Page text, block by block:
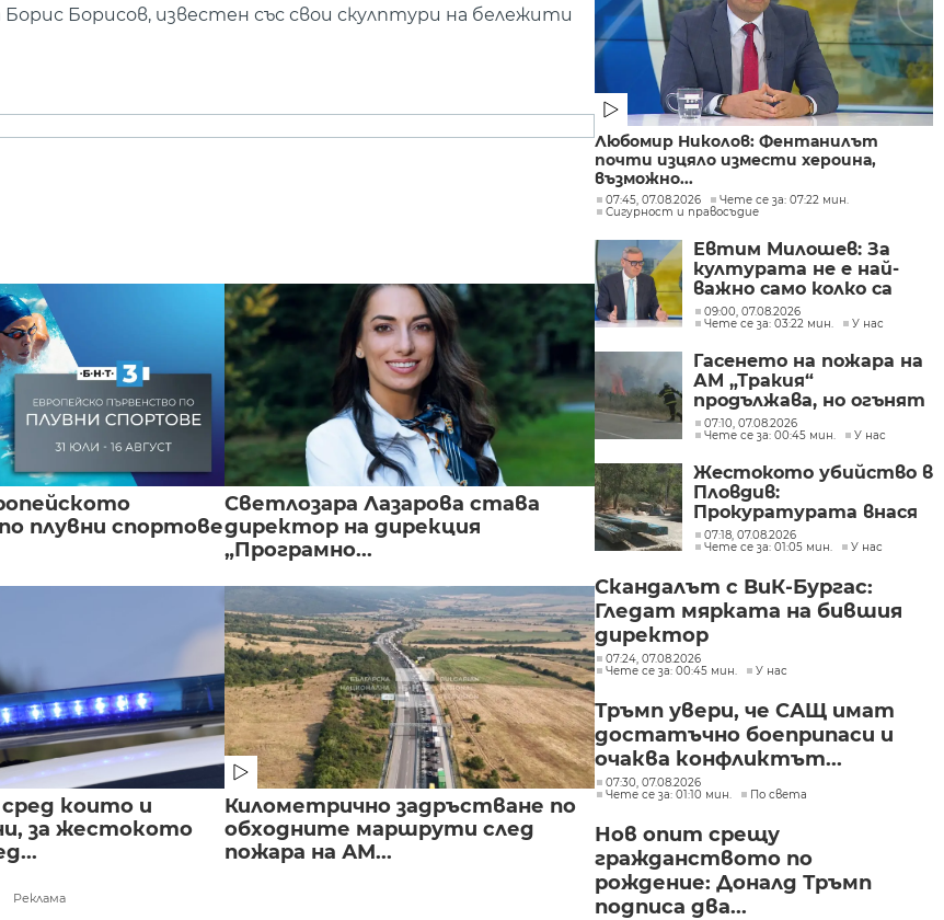
Борисов, известен със свои скулптури на бележити
плувни спортове
Светлозара Лазарова става
директор на дирекция
„Програмно...
които и
за жестокото
Километрично задръстване по
обходните маршрути след
пожара на АМ...
Реклама
Любомир Николов: Фентанилът
почти изцяло измести хероина,
възможно...
07:45, 07.08.2026
Чете се за: 07:22 мин.
Сигурност и правосъдие
Евтим Милошев: За
културата не е най-
важно само колко са
парите, а да се
изплащат навреме
09:00, 07.08.2026
Чете се за: 03:22 мин.
У нас
Гасенето на пожара на
АМ „Тракия“
продължава, но огънят
е локализиран
07:10, 07.08.2026
Чете се за: 00:45 мин.
У нас
Жестокото убийство в
Пловдив:
Прокуратурата внася
искане „задържане под
стража“
07:18, 07.08.2026
Чете се за: 01:05 мин.
У нас
Скандалът с ВиК-Бургас:
Гледат мярката на бившия
директор
07:24, 07.08.2026
Чете се за: 00:45 мин.
У нас
Тръмп увери, че САЩ имат
достатъчно боеприпаси и
очаква конфликтът...
07:30, 07.08.2026
Чете се за: 01:10 мин.
По света
Нов опит срещу
гражданството по
рождение: Доналд Тръмп
подписа два...